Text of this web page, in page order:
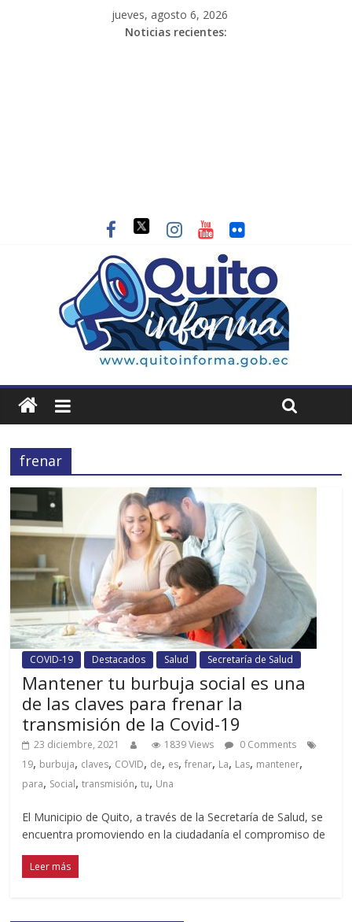
jueves, agosto 6, 2026
Noticias recientes:
frenar
COVID-19 Destacados Salud Secretaría de Salud
Mantener tu burbuja social es una
de las claves para frenar la
transmisión de la Covid-19
23 diciembre, 2021 1839 Views
0 Comments
19, burbuja, claves, COVID, de, es,frenar, La, Las, mantener,
para, Social,transmisión,tu, Una
El Municipio de Quito, a través de la Secretaría de Salud, se
encuentra promoviendo en la ciudadanía el compromiso de
Leer más